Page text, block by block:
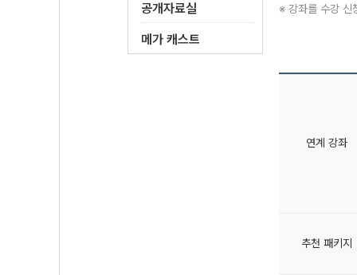
공개자료실
메가 캐스트
※ 강좌를 수강 신
연계 강좌
추천 패키지